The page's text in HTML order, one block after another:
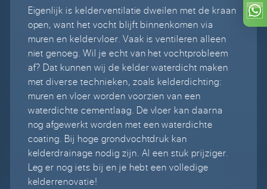
Eigenlijk is kelderventilatie dweilen met de kraan
open, want het vocht blijft binnenkomen via
muren en keldervloer. Vaak is ventileren alleen
niet genoeg. Wil je echt van het vochtprobleem
af? Dat kunnen wij de kelder waterdicht maken
met diverse technieken, zoals kelderdichting:
muren en vloer worden voorzien van een
waterdichte cementlaag. De vloer kan daarna
nog afgewerkt worden met een waterdichte
coating. Bij hoge grondvochtdruk kan
kelderdrainage nodig zijn. Al een stuk prijziger.
Leg er nog iets bij en je hebt een volledige
kelderrenovatie!